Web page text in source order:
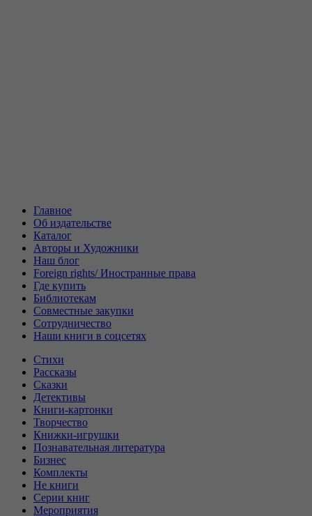
Главное
Об издательстве
Каталог
Авторы и Художники
Наш блог
Foreign rights/ Иностранные права
Где купить
Библиотекам
Совместные закупки
Сотрудничество
Наши книги в соцсетях
Стихи
Рассказы
Сказки
Детективы
Книги-картонки
Творчество
Книжки-игрушки
Познавательная литература
Бизнес
Комплекты
Не книги
Серии книг
Мероприятия